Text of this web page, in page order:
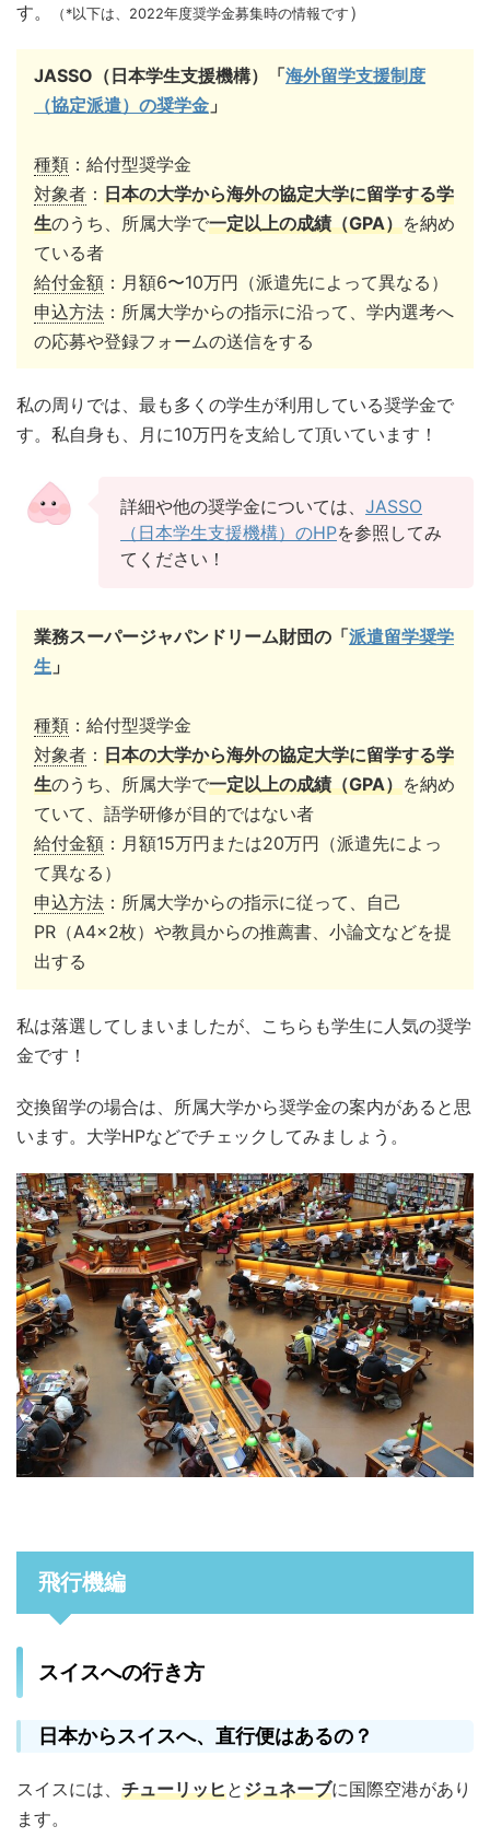
す。 （*以下は、2022年度奨学金募集時の情報です ）
JASSO（日本学生支援機構）「海外留学支援制度
（協定派遣）の奨学金 」
種類 ：給付型奨学金
対象者 ： 日本の大学から海外の協定大学に留学する学
生のうち、所属大学で一定以上の成績（GPA）を納め
ている者
給付金額 ：月額6〜10万円（派遣先によって異なる）
申込方法 ：所属大学からの指示に沿って、学内選考へ
の応募や登録フォームの送信をする
私の周りでは、最も多くの学生が利用している奨学金で
す。私自身も、月に10万円を支給して頂いています！
詳細や他の奨学金については、 JASSO
（日本学生支援機構）のHPを参照してみ
てください！
業務スーパージャパンドリーム財団の「派遣留学奨学
生 」
種類 ：給付型奨学金
対象者 ： 日本の大学から海外の協定大学に留学する学
生のうち、所属大学で一定以上の成績（GPA）を納め
ていて、語学研修が目的ではない者
給付金額 ：月額15万円または20万円（派遣先によっ
て異なる）
申込方法 ：所属大学からの指示に従って、自己
PR（A4×2枚）や教員からの推薦書、小論文などを提
出する
私は落選してしまいましたが、こちらも学生に人気の奨学
金です！
交換留学の場合は、所属大学から奨学金の案内があると思
います。大学HPなどでチェックしてみましょう。
飛行機編
スイスへの行き方
日本からスイスへ、直行便はあるの？
スイスには、 チューリッヒとジュネーブに国際空港があり
ます。